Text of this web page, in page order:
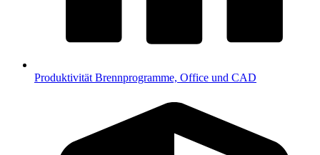
Produktivität Brennprogramme, Office und CAD